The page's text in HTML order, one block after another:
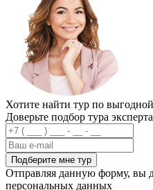
Хотите найти тур по
Доверьте подбор тура
Подберите мне тур
Отправляя данную форму, вы
персональных данных